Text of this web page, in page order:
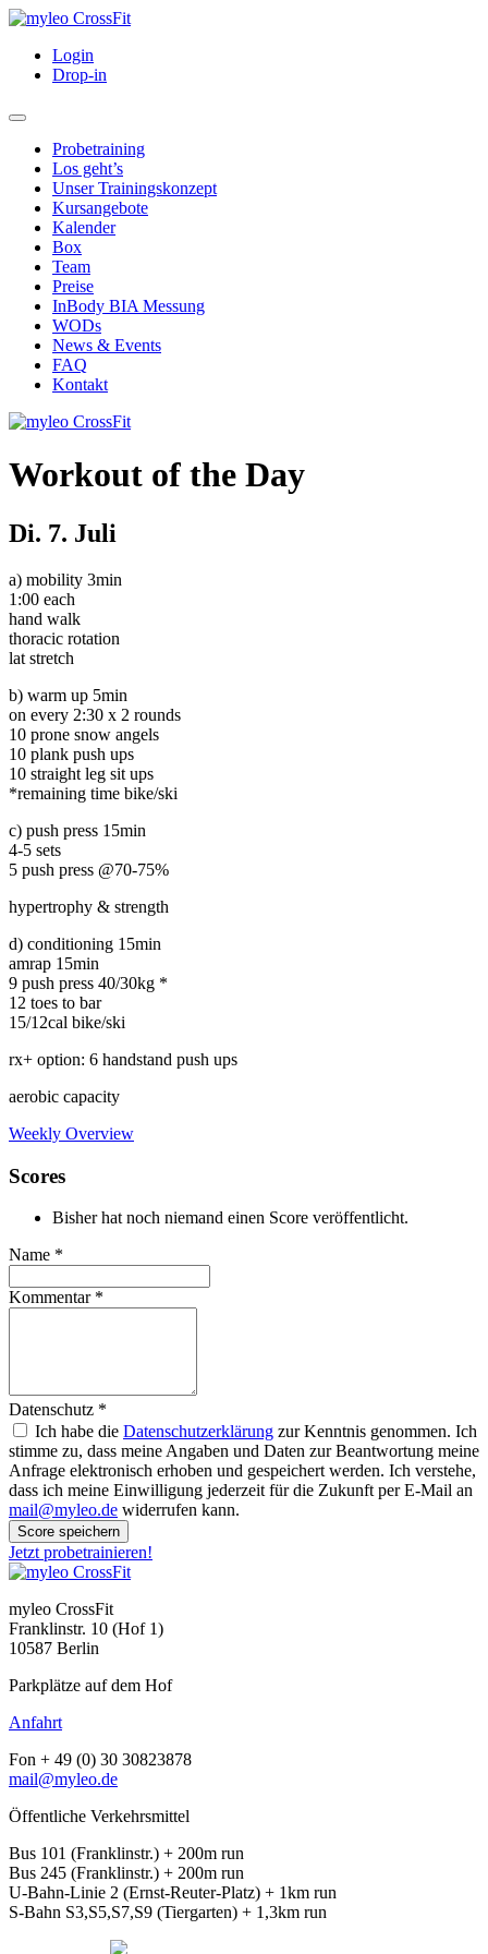
Login
Drop-in
Probetraining
Los geht’s
Unser Trainingskonzept
Kursangebote
Kalender
Box
Team
Preise
InBody BIA Messung
WODs
News & Events
FAQ
Kontakt
Workout of the Day
Di. 7. Juli
a) mobility 3min
1:00 each
hand walk
thoracic rotation
lat stretch
b) warm up 5min
on every 2:30 x 2 rounds
10 prone snow angels
10 plank push ups
10 straight leg sit ups
*remaining time bike/ski
c) push press 15min
4-5 sets
5 push press @70-75%
hypertrophy & strength
d) conditioning 15min
amrap 15min
9 push press 40/30kg *
12 toes to bar
15/12cal bike/ski
rx+ option: 6 handstand push ups
aerobic capacity
Weekly Overview
Scores
Bisher hat noch niemand einen Score veröffentlicht.
Name *
Kommentar *
Datenschutz *
Ich habe die Datenschutzerklärung zur Kenntnis genommen. Ich
stimme zu, dass meine Angaben und Daten zur Beantwortung meine
Anfrage elektronisch erhoben und gespeichert werden. Ich verstehe,
dass ich meine Einwilligung jederzeit für die Zukunft per E-Mail an
mail@myleo.de widerrufen kann.
Score speichern
Jetzt probetrainieren!
myleo CrossFit
Franklinstr. 10 (Hof 1)
10587 Berlin
Parkplätze auf dem Hof
Anfahrt
Fon + 49 (0) 30 30823878
mail@myleo.de
Öffentliche Verkehrsmittel
Bus 101 (Franklinstr.) + 200m run
Bus 245 (Franklinstr.) + 200m run
U-Bahn-Linie 2 (Ernst-Reuter-Platz) + 1km run
S-Bahn S3,S5,S7,S9 (Tiergarten) + 1,3km run